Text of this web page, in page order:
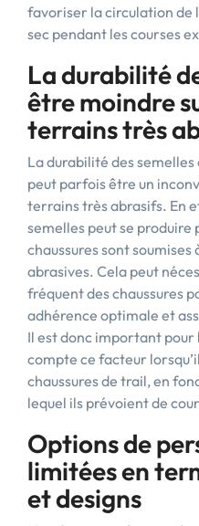
favoriser la circulation de
sec pendant les courses
La durabilité
être moindre
terrains très
La durabilité des semelles
peut parfois être un
terrains très abrasifs. En
semelles peut se produire
chaussures sont soumises
abrasives. Cela peut
fréquent des chaussures
adhérence optimale et
Il est donc important pour
compte ce facteur
chaussures de trail, en
lequel ils prévoient de
Options de
limitées en
et designs